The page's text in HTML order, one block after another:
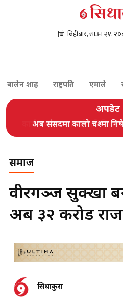
शाह राष्ट्रपति एमाले
अपडेट
अब संसदमा कालो चश्मा
समाज
वीरगञ्ज सुक्खा
अर्ब ३२ करोड
सिधाकुरा